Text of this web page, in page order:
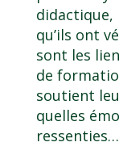
didactique,
qu’ils ont
sont les
de
soutient
quelles